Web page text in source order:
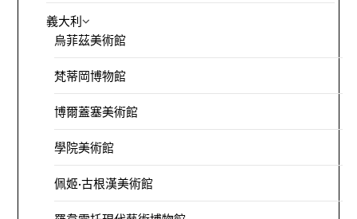
義大利
烏菲茲美術館
梵蒂岡博物館
博爾蓋塞美術館
學院美術館
佩姬·古根漢美術館